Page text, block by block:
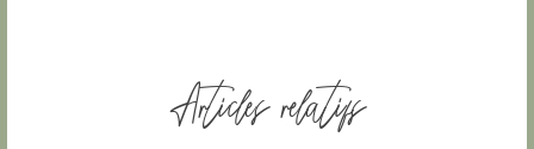
Articles relatifs